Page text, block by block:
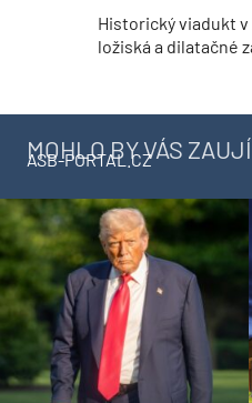
Historický viadukt
ložiská a dilatačné
MOHLO BY VÁS
ASB-PORTAL.CZ